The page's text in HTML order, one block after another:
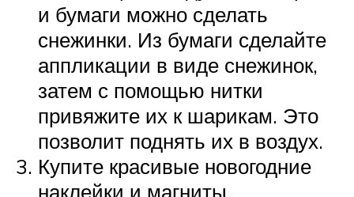
и бумаги можно сделать
снежинки. Из бумаги сделайте
аппликации в виде снежинок,
затем с помощью нитки
привяжите их к шарикам. Это
позволит поднять их в воздух.
Купите красивые новогодние
наклейки и магниты.